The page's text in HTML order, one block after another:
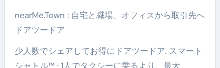
nearMe.Town : 自宅と職場、オフィスから取引先へ
ドアツードア
少人数でシェアしてお得にドアツードア. スマート
シャトル™ · 1人でタクシーに乗るより、最大